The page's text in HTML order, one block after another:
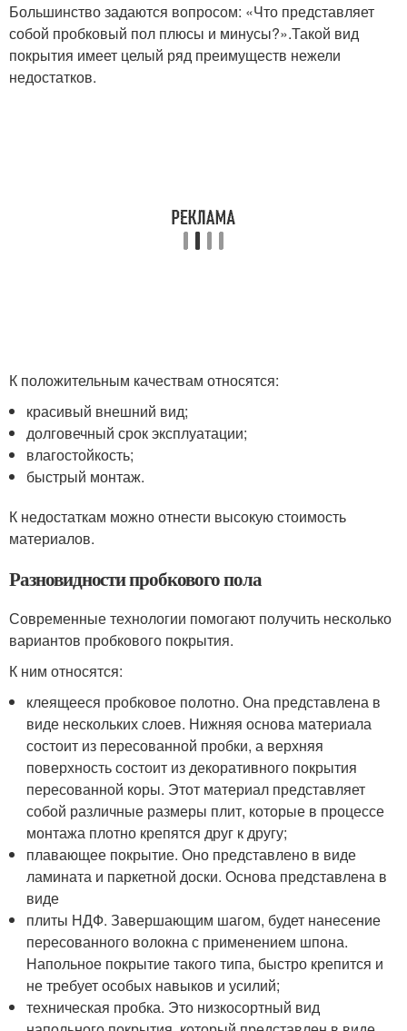
Большинство задаются вопросом: «Что представляет
собой пробковый пол плюсы и минусы?».Такой вид
покрытия имеет целый ряд преимуществ нежели
недостатков.
К положительным качествам относятся:
красивый внешний вид;
долговечный срок эксплуатации;
влагостойкость;
быстрый монтаж.
К недостаткам можно отнести высокую стоимость
материалов.
Разновидности пробкового пола
Современные технологии помогают получить несколько
вариантов пробкового покрытия.
К ним относятся:
клеящееся пробковое полотно. Она представлена в
виде нескольких слоев. Нижняя основа материала
состоит из пересованной пробки, а верхняя
поверхность состоит из декоративного покрытия
пересованной коры. Этот материал представляет
собой различные размеры плит, которые в процессе
монтажа плотно крепятся друг к другу;
плавающее покрытие. Оно представлено в виде
ламината и паркетной доски. Основа представлена в
виде
плиты НДФ. Завершающим шагом, будет нанесение
пересованного волокна с применением шпона.
Напольное покрытие такого типа, быстро крепится и
не требует особых навыков и усилий;
техническая пробка. Это низкосортный вид